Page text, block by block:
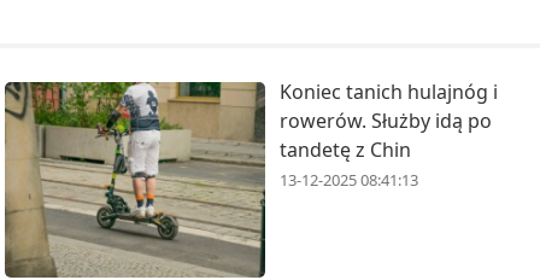
Koniec tanich hulajnóg i
rowerów. Służby idą po
tandetę z Chin
13-12-2025 08:41:13